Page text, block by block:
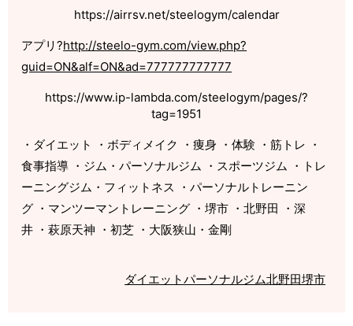
https://airrsv.net/steelogym/calendar
アプリ?http://steelo-gym.com/view.php?
guid=ON&alf=ON&ad=777777777777
https://www.ip-lambda.com/steelogym/pages/?
tag=1951
・ダイエット ・ボディメイク ・痩身 ・体験 ・筋トレ ・
食事指導 ・ジム・パーソナルジム ・スポーツジム ・トレ
ーニングジム・フィットネス ・パーソナルトレーニン
グ ・マンツーマントレーニング ・堺市 ・北野田 ・深
井 ・萩原天神 ・初芝 ・大阪狭山・金剛
ダイエットパーソナルジム北野田堺市